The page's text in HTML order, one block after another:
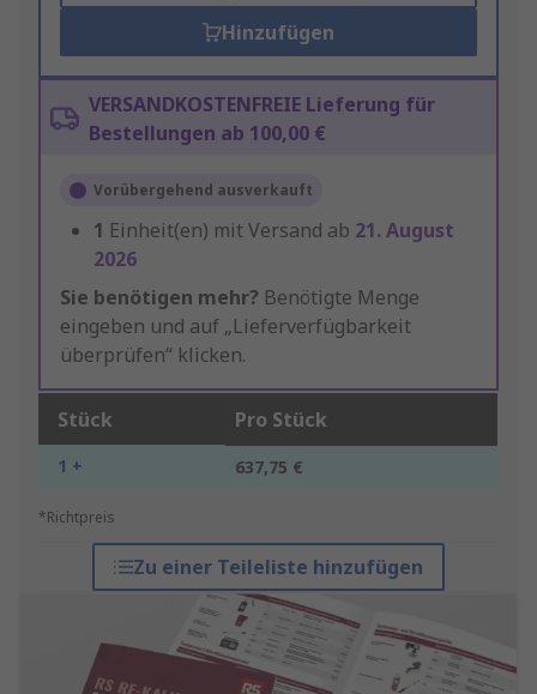
Hinzufügen
VERSANDKOSTENFREIE Lieferung für
Bestellungen ab 100,00 €
Vorübergehend ausverkauft
1 Einheit(en) mit Versand ab 21. August
2026
Sie benötigen mehr? Benötigte Menge
eingeben und auf „Lieferverfügbarkeit
überprüfen“ klicken.
Stück Pro Stück
1 + 637,75 €
*Richtpreis
Zu einer Teileliste hinzufügen